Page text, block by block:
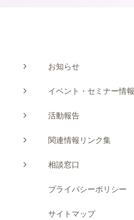
お知らせ
イベント・セミナー情報
活動報告
関連情報リンク集
相談窓口
プライバシーポリシー
サイトマップ